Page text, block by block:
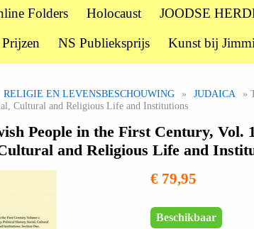
Folders Holocaust JOODSE
NS Publieksprijs Kunst bij
RELIGIE EN LEVENSBESCHOUWING » JUDAICA
»
Cultural and Religious Life and Institutions
People in the First Century,
and Religious Life and
€ 79,95
Beschikbaar